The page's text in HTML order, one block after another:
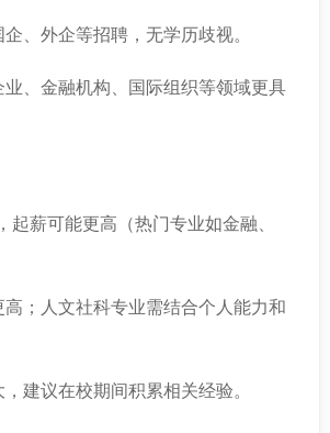
、外企等招聘，无学历歧视。
、金融机构、国际组织等领域更具
薪可能更高（热门专业如金融、
；人文社科专业需结合个人能力和
建议在校期间积累相关经验。